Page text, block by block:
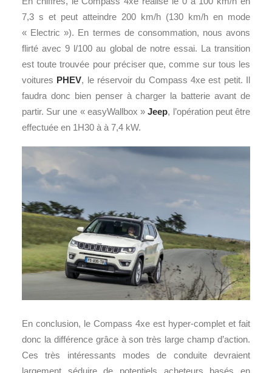
7,3 s et peut atteindre 200 km/h (130 km/h en mode
« Electric »). En termes de consommation, nous avons
flirté avec 9 l/100 au global de notre essai. La transition
est toute trouvée pour préciser que, comme sur tous les
voitures PHEV, le réservoir du Compass 4xe est petit. Il
faudra donc bien penser à charger la batterie avant de
partir. Sur une « easyWallbox »Jeep, l’opération peut être
effectuée en 1H30 à à 7,4 kW.
En conclusion, le Compass 4xe est hyper-complet et fait
donc la différence grâce à son très large champ d’action.
Ces très intéressants modes de conduite devraient
largement séduire de potentiels acheteurs basés en